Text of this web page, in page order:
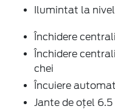
Ilumintat la
Închidere
Închidere
chei
Încuiere
Jante de oţel 6.5